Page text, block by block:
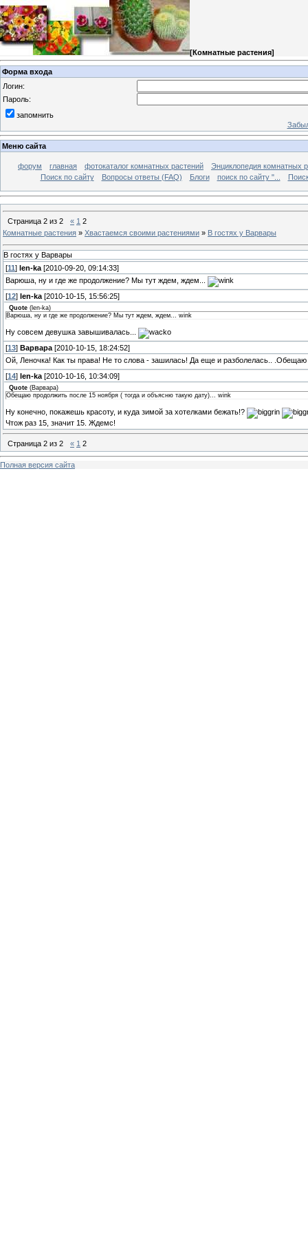
[Комнатные растения]
Форма входа
Логин:
Пароль:
запомнить
Меню сайта
форум главная фотокаталог комнатных растений
Энциклопедия комнатных
Поиск по сайту
Вопросы ответы (FAQ) Блоги поиск по сайту "...
Страница 2 из 2 « 1 2
Комнатные растения » Хвастаемся своими растениями » В гостях у Варвары
В гостях у Варвары
[11] len-ka [2010-09-20, 09:14:33]
Варюша, ну и где же продолжение? Мы тут ждем, ждем...
[12] len-ka [2010-10-15, 15:56:25]
Quote ( len-ka)
Варюша, ну и где же продолжение? Мы тут ждем, ждем... wink
Ну совсем девушка завышивалась...
[13] Варвара [2010-10-15, 18:24:52]
Ой, Леночка! Как ты права! Не то слова - зашилась! Да еще и разболелась..
[14] len-ka [2010-10-16, 10:34:09]
Quote (Варвара)
Обещаю продолжить после 15 ноября ( тогда и объясню такую дату)... wink
Ну конечно, покажешь красоту, и куда зимой за хотелками бежать!?
Чтож раз 15, значит 15. Ждемс!
Страница 2 из 2 « 1 2
Полная версия сайта